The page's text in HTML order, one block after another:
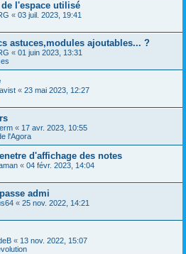
l'espace utilisé
« 03 juil. 2023, 19:41
astuces,modules ajoutables... ?
« 01 juin 2023, 13:31
« 23 mai 2023, 12:27
« 17 avr. 2023, 10:55
l'Agora
d'affichage des notes
« 04 févr. 2023, 14:04
admi
« 25 nov. 2022, 14:21
« 13 nov. 2022, 15:07